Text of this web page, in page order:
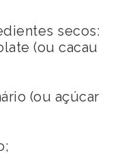
secos:
(ou cacau
(ou açúcar